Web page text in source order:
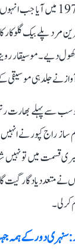
ان کی زندگی کا اہم موڑ
مرد پلے بیک
دیے۔ موسیقار
آواز نے جلد ہی
سے پہلے بھارت رتن
ساز راج کپور نے
قسمت میں تو
نے متعدد یادگار
کر لی۔
سنہری دور کے ہمہ